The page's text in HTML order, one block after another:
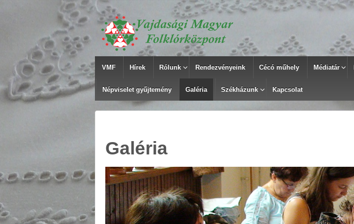
VMF Hírek Rólunk Rendezvényeink Cécó műhely Médiatár
Népviselet gyűjtemény Galéria Székházunk Kapcsolat
Galéria